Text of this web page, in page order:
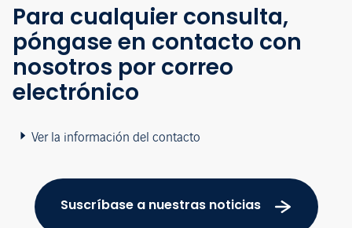
Para cualquier consulta,
póngase en contacto con
nosotros por correo
electrónico
Ver la información del contacto
Suscríbase a nuestras noticias